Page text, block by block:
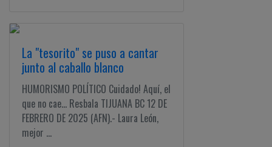
La "tesorito" se puso a cantar
junto al caballo blanco
HUMORISMO POLÍTICO Cuidado! Aquí, el
que no cae... Resbala TIJUANA BC 12 DE
FEBRERO DE 2025 (AFN).- Laura León,
mejor ...